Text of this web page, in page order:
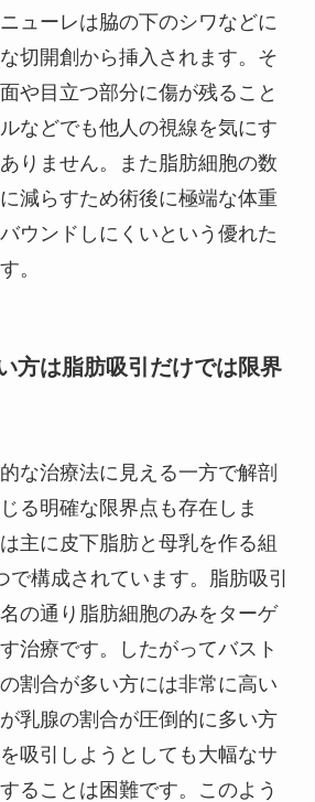
ューレは脇の下のシワなどに
切開創から挿入されます。そ
や目立つ部分に傷が残ること
などでも他人の視線を気にす
りません。また脂肪細胞の数
減らすため術後に極端な体重
ウンドしにくいという優れた
。
方は脂肪吸引だけでは限界
な治療法に見える一方で解剖
る明確な限界点も存在しま
主に皮下脂肪と母乳を作る組
構成されています。脂肪吸引
の通り脂肪細胞のみをターゲ
治療です。したがってバスト
割合が多い方には非常に高い
乳腺の割合が圧倒的に多い方
吸引しようとしても大幅なサ
ることは困難です。このよう